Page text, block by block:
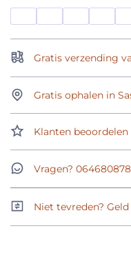
Gratis verzending
Gratis ophalen in
Klanten
Vragen?
Niet tevreden?